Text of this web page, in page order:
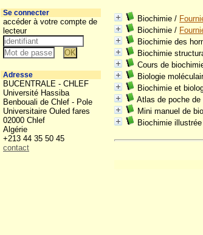
Biochimie /
Biochimie /
Biochimie des
Biochimie
Cours de
Biologie
Biochimie et
Atlas de poche
Mini manuel de
Biochimie illustrée
Se connecter
accéder à votre compte de
lecteur
Adresse
BUCENTRALE - CHLEF
Université Hassiba
Benbouali de Chlef - Pole
Universitaire Ouled fares
02000 Chlef
Algérie
+213 44 35 50 45
contact